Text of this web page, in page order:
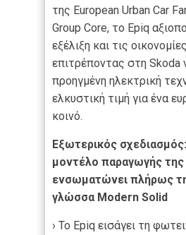
της European Urban Car
Group Core, το Epiq
εξέλιξη και τις
επιτρέποντας στη Skoda
προηγμένη ηλεκτρική
ελκυστική τιμή για ένα
κοινό.
Εξωτερικός
μοντέλο παραγωγής
ενσωματώνει πλήρως
γλώσσα Modern Solid
› Το Epiq εισάγει τη